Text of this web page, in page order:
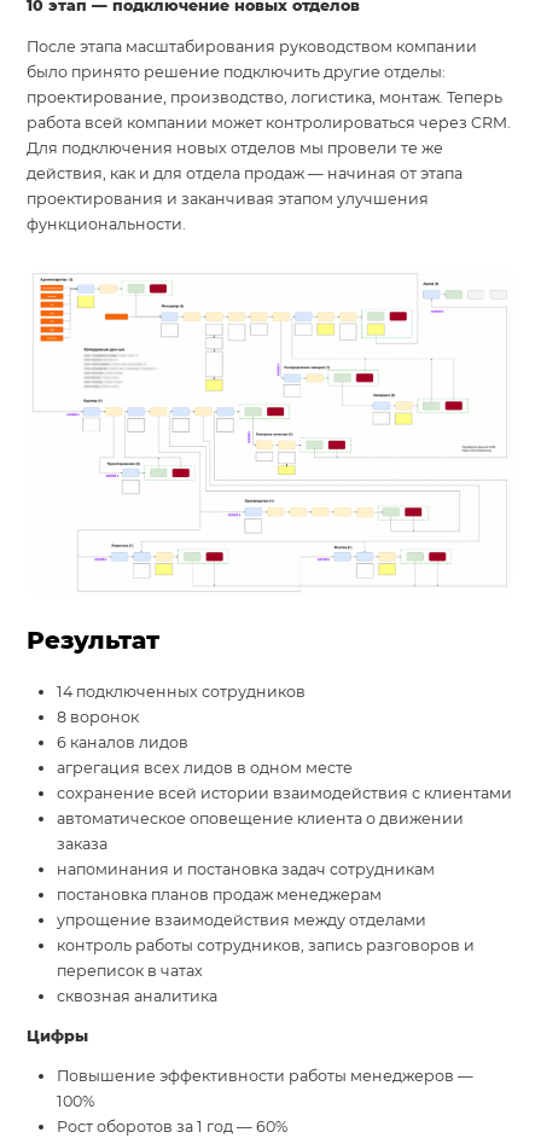
10 этап — подключение новых отделов
После этапа масштабирования руководством компании
было принято решение подключить другие отделы:
проектирование, производство, логистика, монтаж. Теперь
работа всей компании может контролироваться через CRM.
Для подключения новых отделов мы провели те же
действия, как и для отдела продаж — начиная от этапа
проектирования и заканчивая этапом улучшения
функциональности.
Результат
14 подключенных сотрудников
8 воронок
6 каналов лидов
агрегация всех лидов в одном месте
сохранение всей истории взаимодействия с клиентами
автоматическое оповещение клиента о движении
заказа
напоминания и постановка задач сотрудникам
постановка планов продаж менеджерам
упрощение взаимодействия между отделами
контроль работы сотрудников, запись разговоров и
переписок в чатах
сквозная аналитика
Цифры
Повышение эффективности работы менеджеров —
100%
Рост оборотов за 1 год — 60%